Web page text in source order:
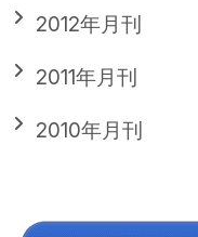
2012年月刊
2011年月刊
2010年月刊